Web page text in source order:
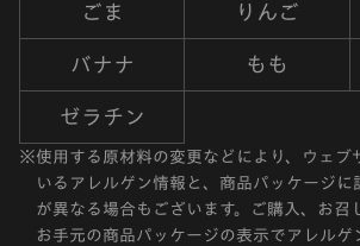
ごま りんご
バナナ もも
ゼラチン
※使用する原材料の変更などにより、ウェブ
いるアレルゲン情報と、商品パッケージに
が異なる場合もございます。ご購入、お召
お手元の商品パッケージの表示でアレルゲ